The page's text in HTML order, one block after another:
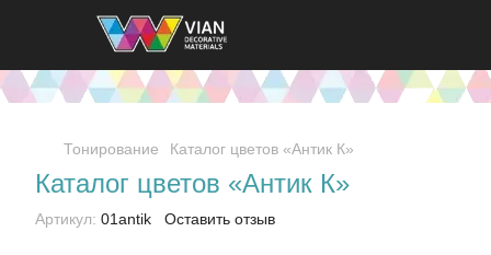
Тонирование Каталог цветов «Антик К»
Каталог цветов «Антик К»
Артикул: 01antik Оставить отзыв